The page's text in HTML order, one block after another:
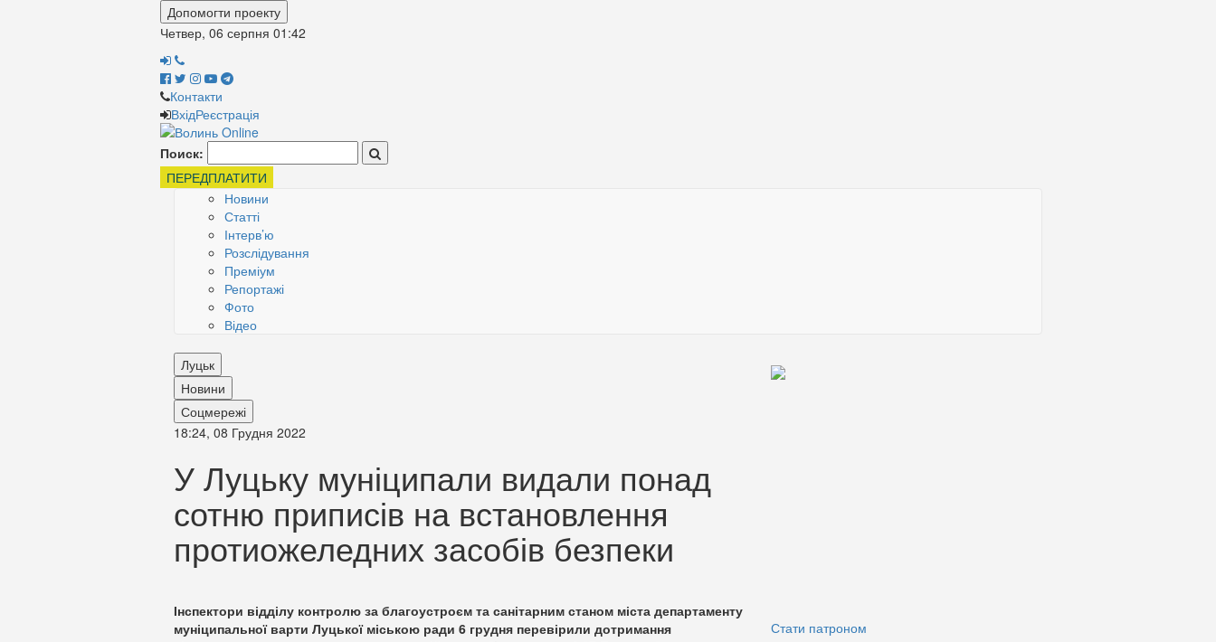
Допомогти проекту
Четвер, 06 серпня 01:42
Контакти
ВхідРеєстрація
Поиск:
ПЕРЕДПЛАТИТИ
Новини
Статті
Інтерв’ю
Розслідування
Преміум
Репортажі
Фото
Відео
Луцьк
Новини
Соцмережі
18:24, 08 Грудня 2022
У Луцьку муніципали видали понад
сотню приписів на встановлення
протиожеледних засобів безпеки
Інспектори відділу контролю за благоустроєм та санітарним станом міста департаменту
муніципальної варти Луцької міською ради 6 грудня перевірили дотримання
Стати патроном